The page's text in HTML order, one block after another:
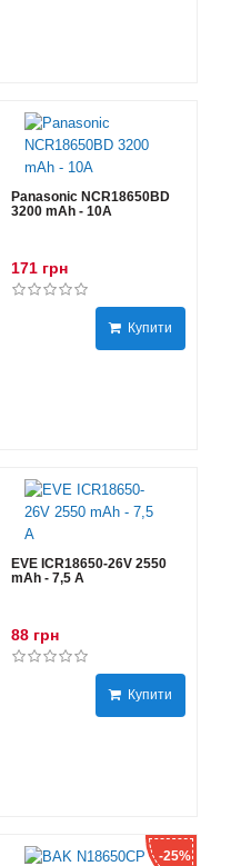
Panasonic NCR18650BD
3200 mAh - 10А
171 грн
Купити
EVE ICR18650-26V 2550
mAh - 7,5 А
88 грн
Купити
-25%